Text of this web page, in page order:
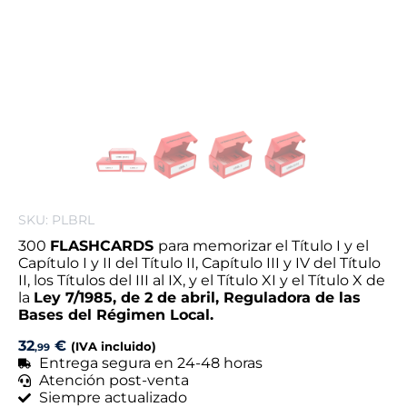
SKU: PLBRL
300 FLASHCARDS para memorizar el Título I y el
Capítulo I y II del Título II, Capítulo III y IV del Título
II, los Títulos del III al IX, y el Título XI y el Título X de
la Ley 7/1985, de 2 de abril, Reguladora de las
Bases del Régimen Local.
32,99 € (IVA incluido)
Entrega segura en 24-48 horas
Atención post-venta
Siempre actualizado